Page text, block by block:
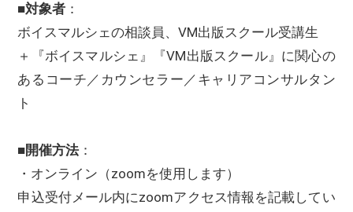
■対象者 ：
ボイスマルシェの相談員、VM出版スクール受講生
＋『ボイスマルシェ』『VM出版スクール』に関心の
あるコーチ／カウンセラー／キャリアコンサルタン
ト
■開催方法 ：
・オンライン（zoomを使用します）
申込受付メール内にzoomアクセス情報を記載してい